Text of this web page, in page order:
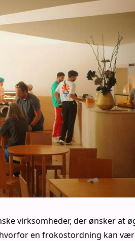
virksomheder, der ønsker at
en frokostordning kan